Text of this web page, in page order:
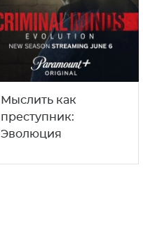
Мыслить как
преступник:
Эволюция